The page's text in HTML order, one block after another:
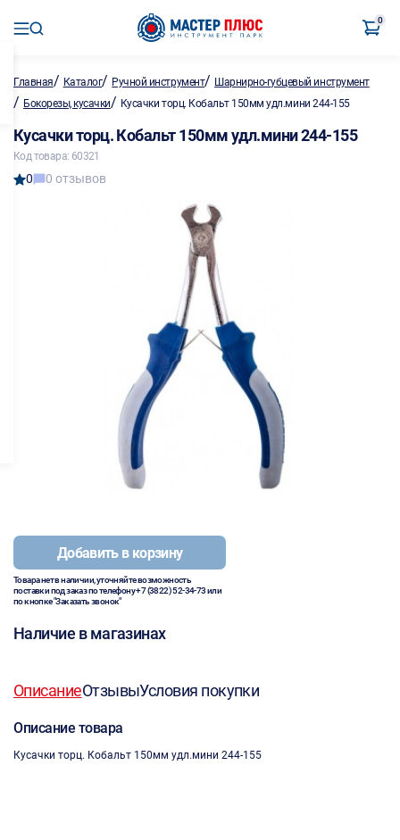
0
Главная/ Каталог/ Ручной инструмент/ Шарнирно-губцевый инструмент
/ Бокорезы, кусачки/ Кусачки торц. Кобальт 150мм удл.мини 244-155
Кусачки торц. Кобальт 150мм удл.мини 244-155
Код товара: 60321
0 0 отзывов
Добавить в корзину
Товара нет в наличии, уточняйте возможность
поставки под заказ по телефону+7 (3822) 52-34-73или
по кнопке "Заказать звонок"
Наличие в магазинах
ОписаниеОтзывыУсловия покупки
Описание товара
Кусачки торц. Кобальт 150мм удл.мини 244-155